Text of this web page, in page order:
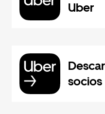
Uber
socios